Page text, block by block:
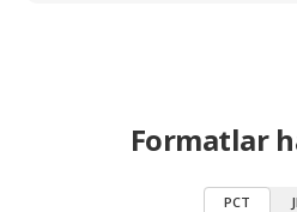
Formatlar
PCT